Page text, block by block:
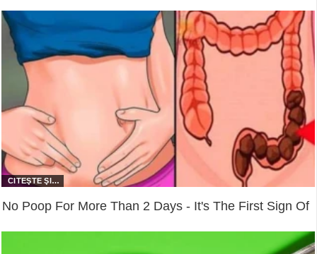
No Poop For More Than 2 Days - It's The First Sign Of